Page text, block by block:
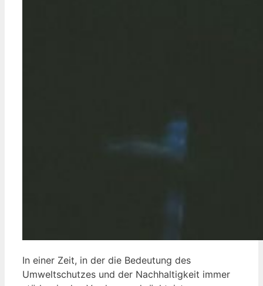
In einer Zeit, in der die Bedeutung des
Umweltschutzes und der Nachhaltigkeit immer